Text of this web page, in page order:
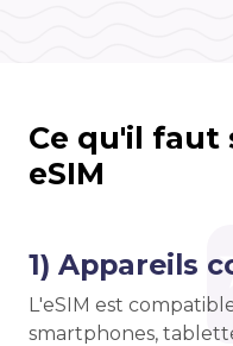
Ce qu'il faut
eSIM
1) Appareils
L'eSIM est
smartphones,